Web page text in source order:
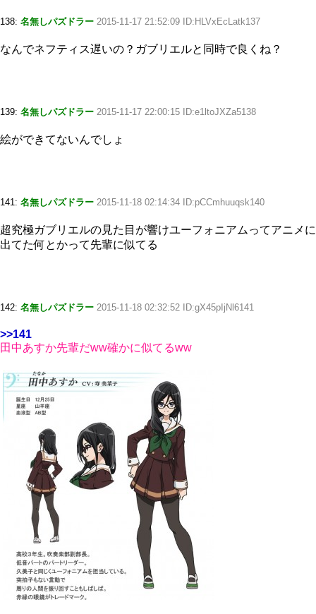
138: 名無しパズドラー 2015-11-17 21:52:09 ID:HLVxEcLatk137
なんでネフティス遅いの？ガブリエルと同時で良くね？
139: 名無しパズドラー 2015-11-17 22:00:15 ID:e1ltoJXZa5138
絵ができてないんでしょ
141: 名無しパズドラー 2015-11-18 02:14:34 ID:pCCmhuuqsk140
超究極ガブリエルの見た目が響けユーフォニアムってアニメに
出てた何とかって先輩に似てる
142: 名無しパズドラー 2015-11-18 02:32:52 ID:gX45pIjNl6141
>>141
田中あすか先輩だww確かに似てるww